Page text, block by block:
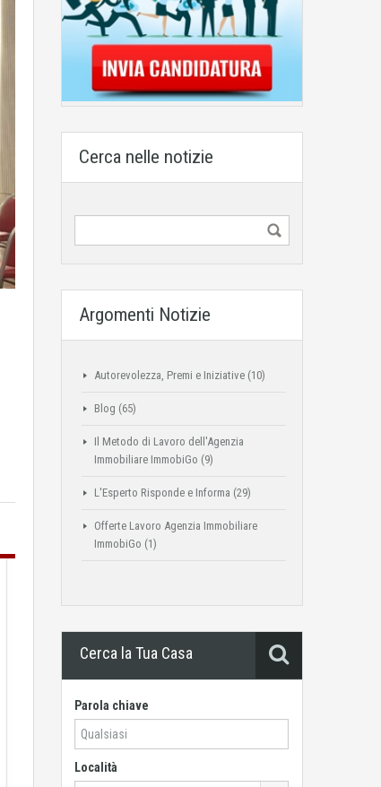
Cerca nelle notizie
Argomenti Notizie
Autorevolezza, Premi e Iniziative (10)
Blog (65)
Il Metodo di Lavoro dell'Agenzia
Immobiliare ImmobiGo (9)
L'Esperto Risponde e Informa (29)
Offerte Lavoro Agenzia Immobiliare
ImmobiGo (1)
Cerca la Tua Casa
Parola chiave
Località